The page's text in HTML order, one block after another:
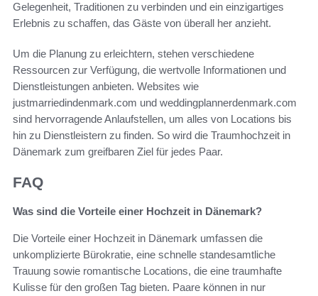
Gelegenheit, Traditionen zu verbinden und ein einzigartiges
Erlebnis zu schaffen, das Gäste von überall her anzieht.
Um die Planung zu erleichtern, stehen verschiedene
Ressourcen zur Verfügung, die wertvolle Informationen und
Dienstleistungen anbieten. Websites wie
justmarriedindenmark.com und weddingplannerdenmark.com
sind hervorragende Anlaufstellen, um alles von Locations bis
hin zu Dienstleistern zu finden. So wird die Traumhochzeit in
Dänemark zum greifbaren Ziel für jedes Paar.
FAQ
Was sind die Vorteile einer Hochzeit in Dänemark?
Die Vorteile einer Hochzeit in Dänemark umfassen die
unkomplizierte Bürokratie, eine schnelle standesamtliche
Trauung sowie romantische Locations, die eine traumhafte
Kulisse für den großen Tag bieten. Paare können in nur